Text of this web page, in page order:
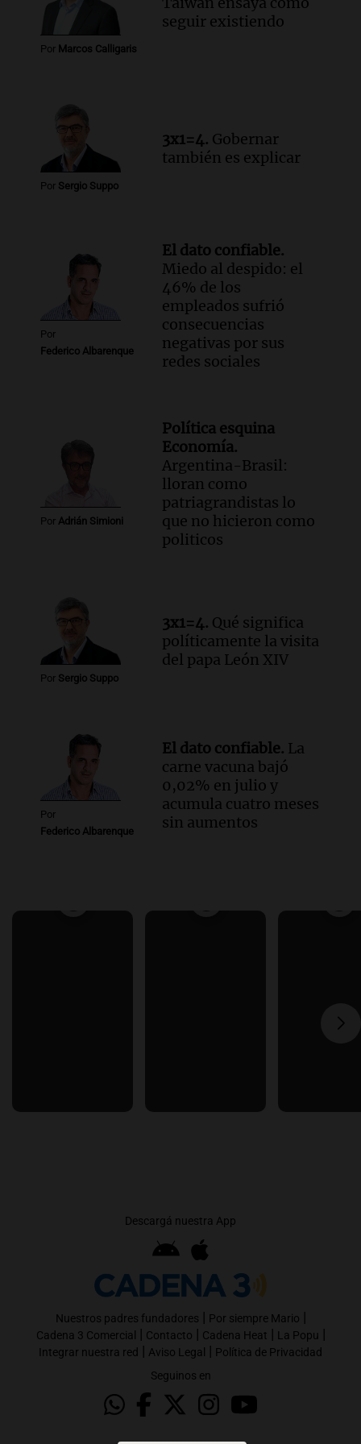
y críticas entre senadores
Panorama Federal
Episodios
Marocco
Panorama Federal
Episodios
Por Marcos Calligaris
seguir existiendo
Por Sergio Suppo
3x1=4. Gobernar
también es explicar
Por
Federico Albarenque
El dato confiable.
Miedo al despido: el
46% de los
empleados sufrió
consecuencias
negativas por sus
redes sociales
Por Adrián Simioni
Política esquina
Economía.
Argentina-Brasil:
lloran como
patriagrandistas lo
que no hicieron como
politicos
Por Sergio Suppo
3x1=4. Qué significa
políticamente la visita
del papa León XIV
Por
Federico Albarenque
El dato confiable. La
carne vacuna bajó
0,02% en julio y
acumula cuatro meses
sin aumentos
Descargá nuestra App
Nuestros padres fundadores | Por siempre Mario |
Cadena 3 Comercial | Contacto | Cadena Heat | La Popu |
Integrar nuestra red | Aviso Legal | Política de Privacidad
Seguinos en